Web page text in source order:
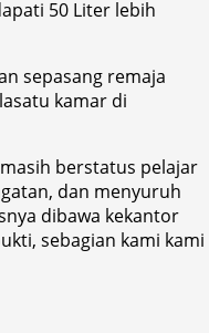
50 Liter lebih
sepasang remaja
kamar di
berstatus pelajar
dan menyuruh
dibawa kekantor
sebagian kami kami